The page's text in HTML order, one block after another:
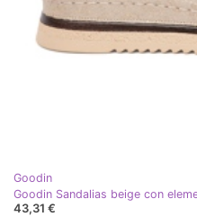
Goodin
Goodin Sandalias beige con
43,31 €